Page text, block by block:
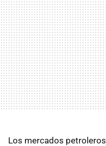
Los mercados